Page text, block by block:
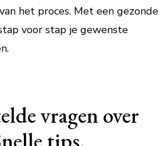
het proces. Met een gezonde
voor stap je gewenste
vragen over